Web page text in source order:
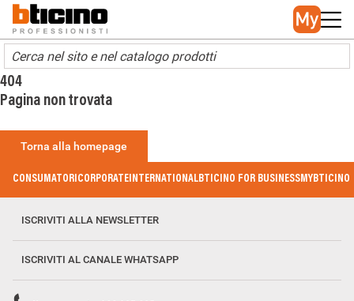
Skip to main content
Main navigation
404
Pagina non trovata
Torna alla homepage
Footer Menu
CONSUMATORICORPORATEINTERNATIONALBTICINO FOR BUSINESSMYBTICINO
ISCRIVITI ALLA NEWSLETTER
ISCRIVITI AL CANALE WHATSAPP